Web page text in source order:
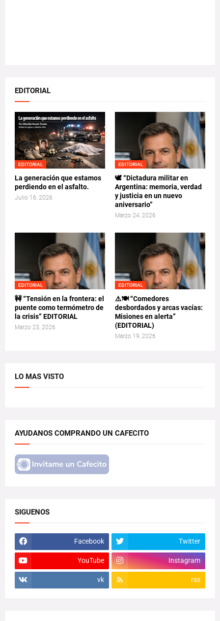
EDITORIAL
EDITORIAL
La generación que estamos
perdiendo en el asfalto.
Julio 16, 2026
EDITORIAL
🕊️ “Dictadura militar en
Argentina: memoria, verdad
y justicia en un nuevo
aniversario”
Marzo 24, 2026
EDITORIAL
🚧 “Tensión en la frontera: el
puente como termómetro de
la crisis” EDITORIAL
Marzo 23, 2026
EDITORIAL
⚠️🍽️ “Comedores
desbordados y arcas vacías:
Misiones en alerta”
(EDITORIAL)
Marzo 19, 2026
LO MAS VISTO
AYUDANOS COMPRANDO UN CAFECITO
SIGUENOS
Facebook Twitter
YouTube Instagram
vk rss